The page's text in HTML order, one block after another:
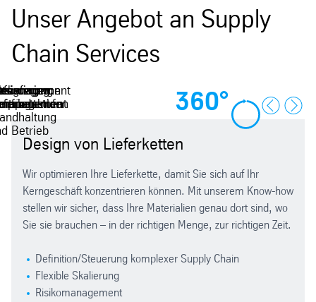
Unser Angebot an Supply
Chain Services
vonvon
für
Betrieb
360° Previous
Next
Design von Lieferketten
Wir optimieren Ihre Lieferkette, damit Sie sich auf Ihr
Kerngeschäft konzentrieren können. Mit unserem Know-how
stellen wir sicher, dass Ihre Materialien genau dort sind, wo
Sie sie brauchen – in der richtigen Menge, zur richtigen Zeit.
Definition/Steuerung komplexer Supply Chain
Flexible Skalierung
Risikomanagement